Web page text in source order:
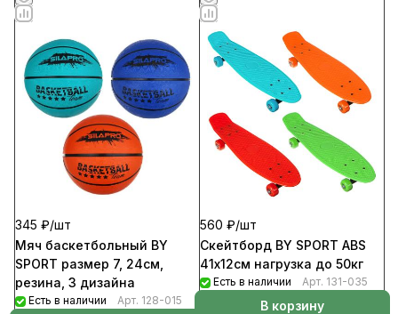
345 ₽/шт
Мяч баскетбольный BY
SPORT размер 7, 24см,
резина, 3 дизайна
Есть в наличии Арт. 128-015
560 ₽/шт
Скейтборд BY SPORT ABS
41х12см нагрузка до 50кг
Есть в наличии Арт. 131-035
В корзину